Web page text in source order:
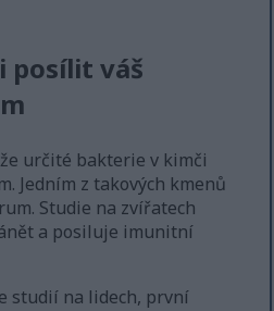
posílit váš
určité bakterie v kimči
Jedním z takových kmenů
Studie na zvířatech
a posiluje imunitní
studií na lidech, první